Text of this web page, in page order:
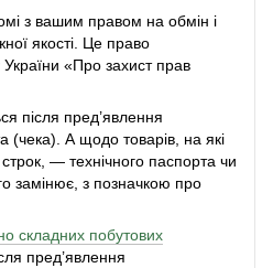
з вашим правом на обмін і
якості. Це право
«Про захист прав
після пред’явлення
(чека). А щодо товарів, на які
— технічного паспорта чи
замінює, з позначкою про
складних побутових
пред’явлення